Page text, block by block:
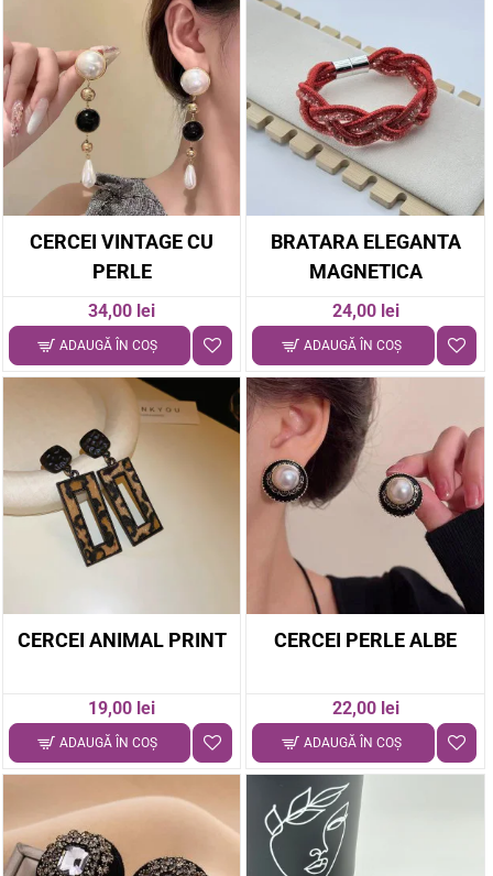
CERCEI VINTAGE CU
PERLE
34,00 lei
ADAUGĂ ÎN COŞ
BRATARA ELEGANTA
MAGNETICA
24,00 lei
ADAUGĂ ÎN COŞ
CERCEI ANIMAL PRINT
19,00 lei
ADAUGĂ ÎN COŞ
CERCEI PERLE ALBE
22,00 lei
ADAUGĂ ÎN COŞ